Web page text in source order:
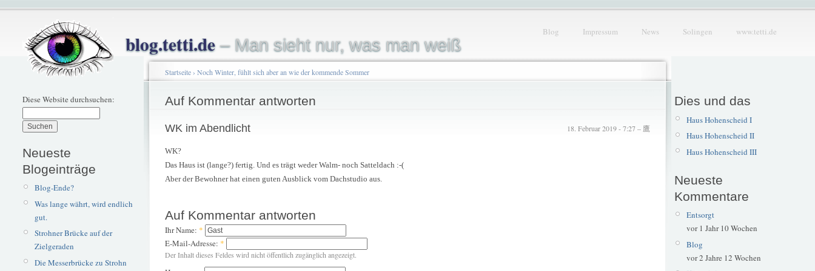
blog.tetti.de– Man sieht nur, was man weiß
Blog Impressum News Solingen www.tetti.de
Diese Website durchsuchen:
Neueste
Blogeinträge
Blog-Ende?
Was lange währt, wird endlich
gut.
Strohner Brücke auf der
Zielgeraden
Die Messerbrücke zu Strohn
Startseite› Noch Winter, fühlt sich aber an wie der kommende Sommer
Auf Kommentar antworten
18. Februar 2019 - 7:27 – 鷹
WK im Abendlicht
WK?
Das Haus ist (lange?) fertig. Und es trägt weder Walm- noch Satteldach :-(
Aber der Bewohner hat einen guten Ausblick vom Dachstudio aus.
Auf Kommentar antworten
Ihr Name: *
E-Mail-Adresse: *
Der Inhalt dieses Feldes wird nicht öffentlich zugänglich angezeigt.
Dies und das
Haus Hohenscheid I
Haus Hohenscheid II
Haus Hohenscheid III
Neueste
Kommentare
Entsorgt
vor 1 Jahr 10 Wochen
Blog
vor 2 Jahre 12 Wochen